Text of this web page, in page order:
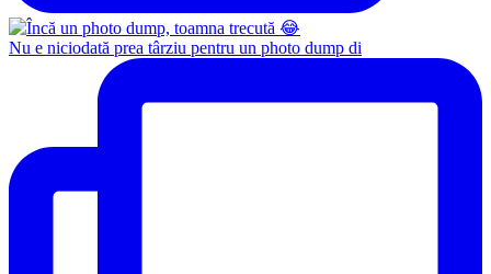
Nu e niciodată prea târziu pentru un photo dump di